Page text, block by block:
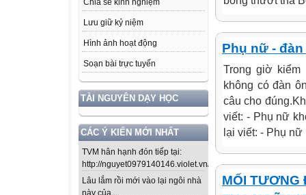
Chia sẻ kinh nghiệm
Lưu giữ kỷ niệm
Hình ảnh hoạt động
Soạn bài trực tuyến
TÀI NGUYÊN DẠY HỌC
CÁC Ý KIẾN MỚI NHẤT
TVM hân hạnh đón tiếp tại:
http://nguyet0979140146.violet.vn/...
Lâu lắm rồi mới vào lại ngôi nhà
này của...
Phụ nữ -
Trong giờ kiểm
không có đàn
câu cho
viết: - Phụ nữ
lại viết: - Phụ
MỐI TƯƠNG